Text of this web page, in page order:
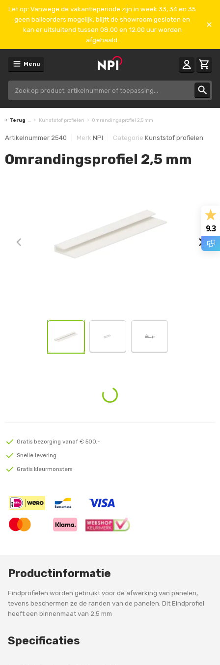
Let op: Vanwege de vakantieperiode zijn in week 33, 34 en 35
geen balieorders mogelijk, blijft de showroom gesloten en
kan er uitsluitend tussen 08.00 en 12.00 uur worden
afgehaald.
Menu
Terug Kunststof profielen Omrandingsprofiel 2,5 mm
Artikelnummer 2540 Merk NPI Categorie Kunststof profielen
Omrandingsprofiel 2,5 mm
Loading...
Gratis bezorging vanaf € 500,-
Snelle levering
Gratis kleurmonsters
Productinformatie
Eindprofielen worden gebruikt voor de afwerking van panelen,
tevens beschermen ze de randen van de panelen. Dit Eindprofiel
heeft een binnenmaat van 2,5 mm
Specificaties
9.3